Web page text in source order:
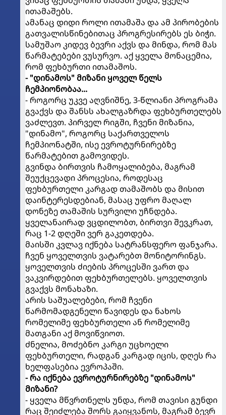
ითამაშებს.
ამანაც დიდი როლი ითამაშა და ამ პირობების
გათვალისწინებითაც პროგრესირებს ეს ბიჭი.
სამუშაო კიდევ ბევრი აქვს და მინდა, რომ მას
წარმატებები ვუსურვო. აქ ყველა მონაცემია,
რომ ფეხბურთი ითამაშოს.
- "დინამოს" მიზანი ყოველ წელს
ჩემპიონობაა...
- როგორც უკვე აღვნიშნე, 3-წლიანი პროგრამა
გვაქვს და შანსს ახალგაზრდა ფეხბურთელებს
ვაძლევთ. პირველ რიგში, ჩვენი მიზანია,
"დინამო", როგორც საქართველოს
ჩემპიონატში, ისე ევროტურნირებზე
წარმატებით გამოვიდეს.
გვინდა ბირთვის ჩამოყალიბება, მაგრამ
შეუქცევადი პროცესია, როდესაც
ფეხბურთელი კარგად თამაშობს და მისით
დაინტერესდებიან, მასაც უფრო მაღალ
დონეზე თამაშის სურვილი უჩნდება.
ყველანაირად ვცდილობთ, ბირთვი შევკრათ,
რაც 1-2 დღეში ვერ გაკეთდება.
მაისში კვლავ იქნება სატრანსფერო ფანჯარა.
ჩვენ ყოველთვის ვატარებთ მონიტორინგს.
ყოველთვის ძიების პროცესში ვართ და
ვაკვირდებით ფეხბურთელებს. ყოველთვის
გვაქვს მონახაზი.
არის საშუალებები, რომ ჩვენი
წარმომადგენელი წავიდეს და ნახოს
რომელიმე ფეხბურთელი ან რომელიმე
მათგანი აქ მოვიწვიოთ.
ძნელია, მოძებნო კარგი უცხოელი
ფეხბურთელი, რადგან კარგად იცის, დღეს რა
ხელფასებია ევროპაში.
- რა იქნება ევროტურნირებზე "დინამოს"
მიზანი?
- ყველა მწვრთნელს უნდა, რომ თავისი გუნდი
რაც შეიძლება შორს გაიყვანოს, მაგრამ ბევრ